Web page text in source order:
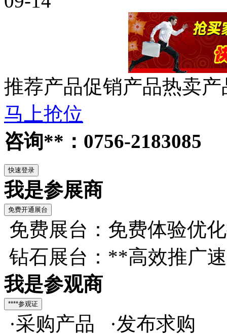
推荐产品促销产品热卖产
马上抢位
咨询**：0756-2183085
我是参展商
免费展台：免费体验优
钻石展台：**高效推广
我是参观商
·采购产品 ·发布求购